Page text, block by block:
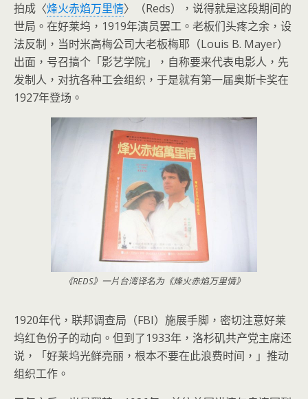
拍成〈烽火赤焰万里情〉（Reds），说得就是这段期间的
世局。在好莱坞，1919年演员罢工。老板们头疼之余，设
法反制，当时米高梅公司大老板梅耶（Louis B. Mayer）
出面，号召搞个「影艺学院」，自称要来代表电影人，先
发制人，对抗各种工会组织，于是就有第一届奥斯卡奖在
1927年登场。
《REDS》一片台湾译名为《烽火赤焰万里情》
1920年代，联邦调查局（FBI）施展手脚，密切注意好莱
坞红色份子的动向。但到了1933年，洛杉矶共产党主席还
说，「好莱坞光鲜亮丽，根本不要在此浪费时间，」推动
组织工作。